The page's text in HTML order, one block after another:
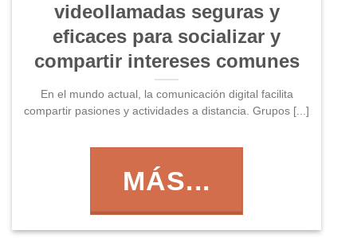
videollamadas seguras y
eficaces para socializar y
compartir intereses comunes
En el mundo actual, la comunicación digital facilita
compartir pasiones y actividades a distancia. Grupos [...]
MÁS...